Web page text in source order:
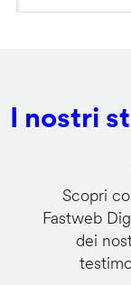
I nostri
Scopri
Fastweb
dei